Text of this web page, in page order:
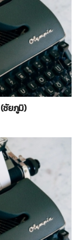
ชัยภูมิ)